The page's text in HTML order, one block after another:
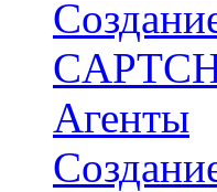
Агенты